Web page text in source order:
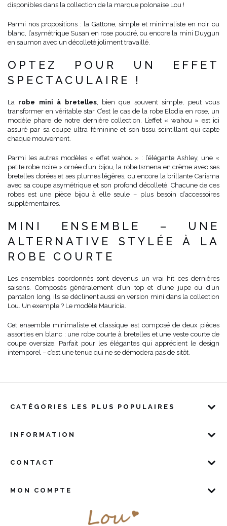
disponibles dans la collection de la marque polonaise Lou !
Parmi nos propositions : la Gattone, simple et minimaliste en noir ou
blanc, l’asymétrique Susan en rose poudré, ou encore la mini Duygun
en saumon avec un décolleté joliment travaillé.
OPTEZ POUR UN EFFET
SPECTACULAIRE !
La robe mini à bretelles, bien que souvent simple, peut vous
transformer en véritable star. C’est le cas de la robe Elodia en rose, un
modèle phare de notre dernière collection. L’effet « wahou » est ici
assuré par sa coupe ultra féminine et son tissu scintillant qui capte
chaque mouvement.
Parmi les autres modèles « effet wahou » : l’élégante Ashley, une «
petite robe noire » ornée d’un bijou, la robe Ismena en crème avec ses
bretelles dorées et ses plumes légères, ou encore la brillante Carisma
avec sa coupe asymétrique et son profond décolleté. Chacune de ces
robes est une pièce bijou à elle seule – plus besoin d’accessoires
supplémentaires.
MINI ENSEMBLE – UNE
ALTERNATIVE STYLÉE À LA
ROBE COURTE
Les ensembles coordonnés sont devenus un vrai hit ces dernières
saisons. Composés généralement d’un top et d’une jupe ou d’un
pantalon long, ils se déclinent aussi en version mini dans la collection
Lou. Un exemple ? Le modèle Mauricia.
Cet ensemble minimaliste et classique est composé de deux pièces
assorties en blanc : une robe courte à bretelles et une veste courte de
coupe oversize. Parfait pour les élégantes qui apprécient le design
intemporel – c’est une tenue qui ne se démodera pas de sitôt.
CATÉGORIES LES PLUS POPULAIRES
INFORMATION
CONTACT
MON COMPTE